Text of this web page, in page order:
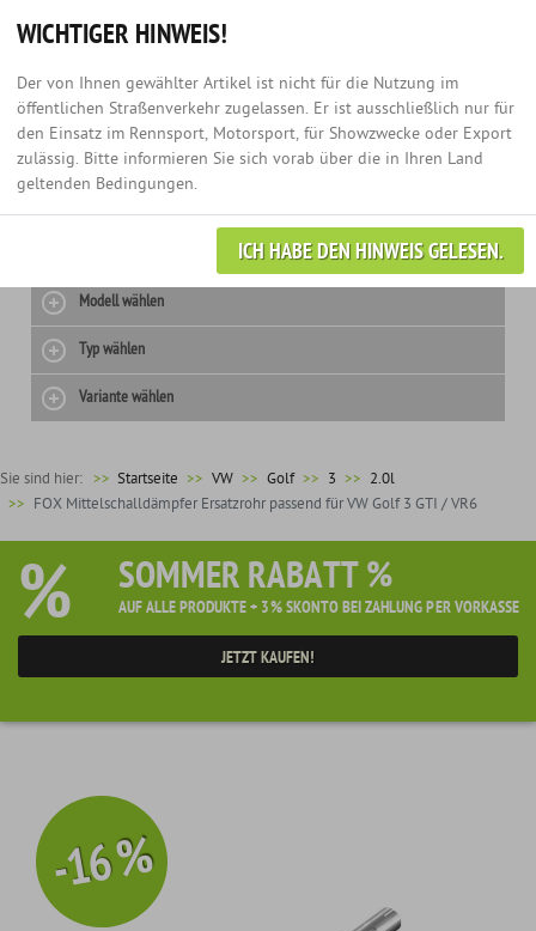
Hotline: +49 (0) 3435 - 979 60 67
Modell wählen
Typ wählen
Variante wählen
Sie sind hier: >> Startseite VW Golf 3
2.0l
FOX Mittelschalldämpfer Ersatzrohr passend für VW Golf 3 GTI / VR6
% SOMMER RABATT %
AUF ALLE PRODUKTE + 3% SKONTO BEI ZAHLUNG PER VORKASSE
JETZT KAUFEN!
-16 %
WICHTIGER HINWEIS!
Der von Ihnen gewählter Artikel ist nicht für die Nutzung im
öffentlichen Straßenverkehr zugelassen. Er ist ausschließlich nur für
den Einsatz im Rennsport, Motorsport, für Showzwecke oder Export
zulässig. Bitte informieren Sie sich vorab über die in Ihren Land
geltenden Bedingungen.
ICH HABE DEN HINWEIS GELESEN.